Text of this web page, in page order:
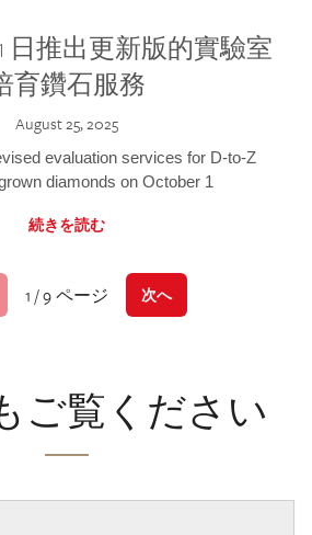
日推出更新版的實驗室
育鑽石服務
August 25, 2025
evaluation services for D-to-Z
diamonds on October 1
続きを読む
1 / 9 ページ 次へ
ご覧ください